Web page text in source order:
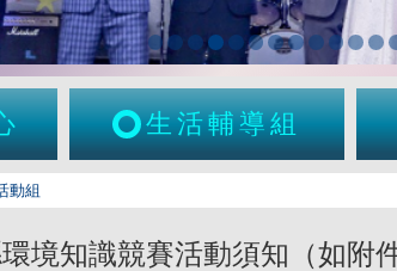
生活輔導組
動組
境知識競賽活動須知（如附